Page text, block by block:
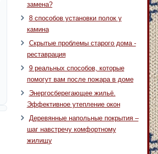
замена?
8 способов установки полок у
камина
Скрытые проблемы старого дома -
реставрация
9 реальных способов, которые
помогут вам после пожара в доме
Энергосберегающее жильё.
Эффективное утепление окон
Деревянные напольные покрытия –
шаг навстречу комфортному
жилищу